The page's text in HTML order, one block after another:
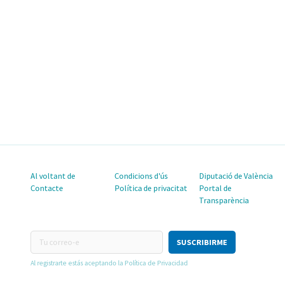
Al voltant de
Contacte
Condicions d'ús
Política de privacitat
Diputació de València
Portal de
Transparència
Tu
correo-
e
Al registrarte estás aceptando la Política de Privacidad